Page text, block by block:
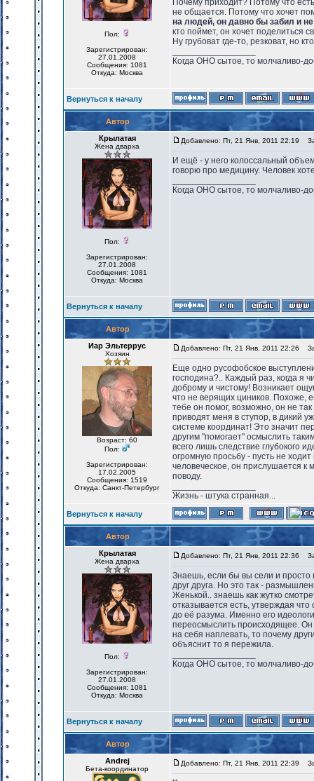
Пол:
Зарегистрирован:
27.01.2008
Сообщения: 1081
Откуда: Москва
Почему приходит? Потому что
не общается. Потому что хочет
на людей, он давно бы забил и
кто поймет, он хочет поделиться
Ну грубоват где-то, резковат, но
Когда ОНО сытое, то молчаливо-
Вернуться к началу
Автор
Крылатая
Жена дварха
Пол:
Зарегистрирован:
27.01.2008
Сообщения: 1081
Откуда: Москва
Добавлено: Пт, 21 Янв, 2011 22:19
И ещё - у него колоссальный
говорю про медицину. Человек
Когда ОНО сытое, то молчаливо-
Вернуться к началу
Автор
Иар Эльтеррус
Хозяин
Возраст: 60
Пол:
Зарегистрирован:
17.02.2005
Сообщения: 1519
Откуда: Санкт-Петербург
Добавлено: Пт, 21 Янв, 2011 22:26
Еще одно русофобское
господина?.. Каждый раз, когда я
доброму и чистому! Возникает
что не верящих циников. Похоже,
тебе он помог, возможно, он не
приводят меня в ступор, в дикий
системе координат! Это значит
другим "помогает" осмыслить
всего лишь следствие глубокого
огромную просьбу - пусть не
человеческое, он прислушается к
поводу.
Жизнь - штука странная...
Вернуться к началу
Автор
Крылатая
Жена дварха
Пол:
Зарегистрирован:
27.01.2008
Сообщения: 1081
Откуда: Москва
Добавлено: Пт, 21 Янв, 2011 22:36
Знаешь, если бы вы сели и просто
друг друга. Но это так -
Женькой.. знаешь как жутко
отказывается есть, утверждая
до её разума. Именно его
переосмыслить происходящее. Он
на себя наплевать, то почему
объяснит то я пережила.
Когда ОНО сытое, то молчаливо-
Вернуться к началу
Автор
Andrej
Бета-координатор
Добавлено: Пт, 21 Янв, 2011 22:39